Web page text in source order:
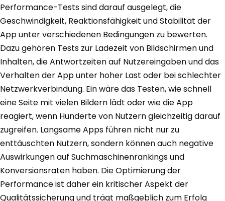
Performance-Tests sind darauf ausgelegt, die
Geschwindigkeit, Reaktionsfähigkeit und Stabilität der
App unter verschiedenen Bedingungen zu bewerten.
Dazu gehören Tests zur Ladezeit von Bildschirmen und
Inhalten, die Antwortzeiten auf Nutzereingaben und das
Verhalten der App unter hoher Last oder bei schlechter
Netzwerkverbindung. Ein wäre das Testen, wie schnell
eine Seite mit vielen Bildern lädt oder wie die App
reagiert, wenn Hunderte von Nutzern gleichzeitig darauf
zugreifen. Langsame Apps führen nicht nur zu
enttäuschten Nutzern, sondern können auch negative
Auswirkungen auf Suchmaschinenrankings und
Konversionsraten haben. Die Optimierung der
Performance ist daher ein kritischer Aspekt der
Qualitätssicherung und trägt maßgeblich zum Erfolg